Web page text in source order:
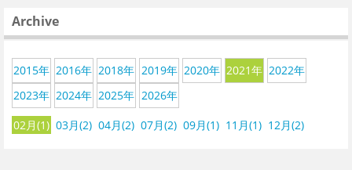
Archive
2015年 2016年 2018年 2019年 2020年 2021年 2022年
2023年 2024年 2025年 2026年
02月(1) 03月(2) 04月(2) 07月(2) 09月(1) 11月(1) 12月(2)